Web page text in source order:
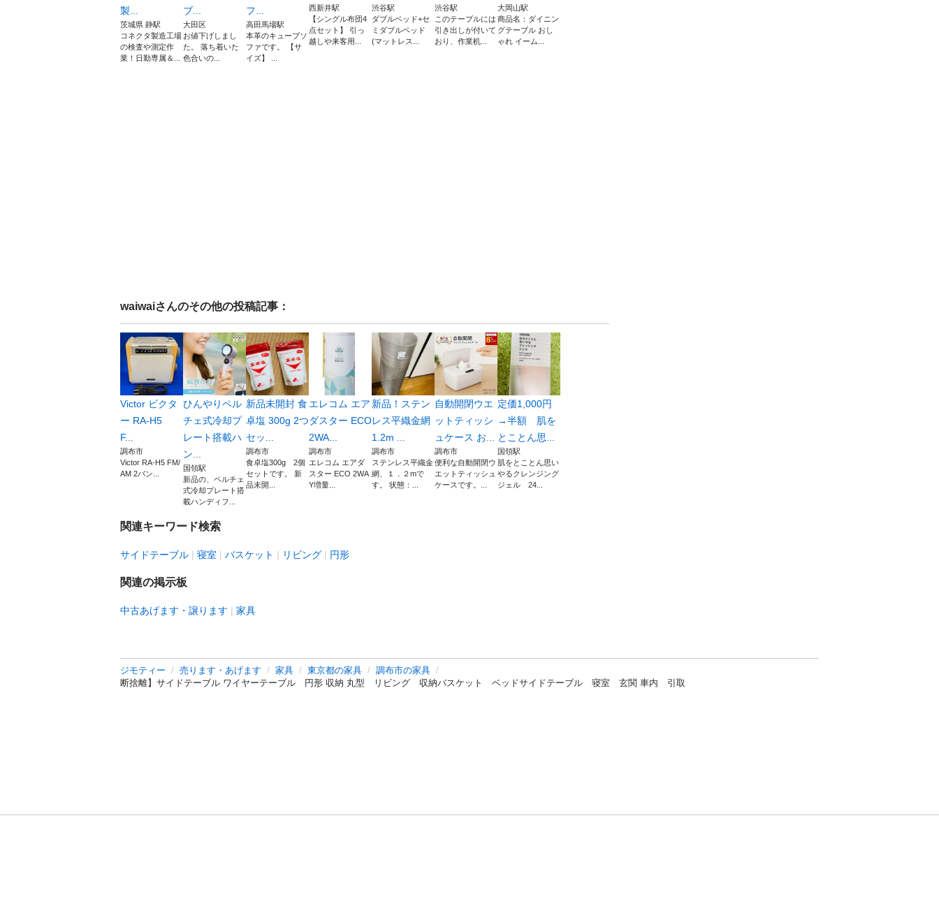
製...
茨城県 静駅
コネクタ製造工場
の検査や測定作
業！日勤専属＆...
ブ...
大田区
お値下げしまし
た。 落ち着いた
色合いの...
フ...
高田馬場駅
本革のキューブソ
ファです。 【サ
イズ】 ...
西新井駅
【シングル布団4
点セット】 引っ
越しや来客用...
渋谷駅
ダブルベッド+セ
ミダブルベッド
(マットレス...
渋谷駅
このテーブルには
引き出しが付いて
おり、作業机...
大岡山駅
商品名：ダイニン
グテーブル おし
ゃれ イーム...
waiwaiさんのその他の投稿記事：
Victor ビクタ
ー RA-H5
F...
調布市
Victor RA-H5 FM/
AM 2バン...
ひんやりペル
チェ式冷却プ
レート搭載ハ
ン...
国領駅
新品の、ペルチェ
式冷却プレート搭
載ハンディフ...
新品未開封 食
卓塩 300g 2つ
セッ...
調布市
食卓塩300g 2個
セットです。 新
品未開...
エレコム エア
ダスター ECO
2WA...
調布市
エレコム エアダ
スター ECO 2WA
Y増量...
新品！ステン
レス平織金網
1.2m ...
調布市
ステンレス平織金
網、１．２mで
す。 状態：...
自動開閉ウエ
ットティッシ
ュケース お...
調布市
便利な自動開閉ウ
エットティッシュ
ケースです。...
定価1,000円
→半額 肌を
とことん思...
国領駅
肌をとことん思い
やるクレンジング
ジェル 24...
関連キーワード検索
サイドテーブル 寝室 バスケット リビング 円形
関連の掲示板
中古あげます・譲ります 家具
ジモティー 売ります・あげます 家具 東京都の家具
調布市の家具
断捨離】サイドテーブル ワイヤーテーブル 円形 収納 丸型 リビング 収納バスケット ベッドサイドテーブル 寝室 玄関 車内 引取